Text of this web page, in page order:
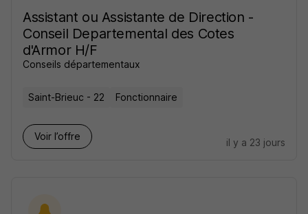
Assistant ou Assistante de Direction -
Conseil Departemental des Cotes
d'Armor H/F
Conseils départementaux
Saint-Brieuc - 22 Fonctionnaire
Voir l’offre
il y a 23 jours